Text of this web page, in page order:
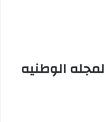
الوطنيه